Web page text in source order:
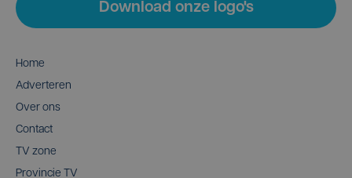
Download onze logo's
Home
Adverteren
Over ons
Contact
TV zone
Provincie TV